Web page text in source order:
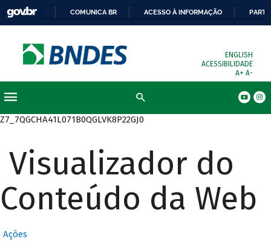
COMUNICA BR ACESSO À INFORMAÇÃO
ENGLISH
ACESSIBILIDADE
A+ A-
Z7_7QGCHA41L071B0QGLVK8P22GJ0
Visualizador do
Conteúdo da Web
Ações